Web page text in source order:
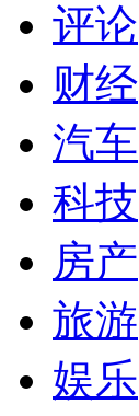
评论
财经
汽车
科技
房产
旅游
娱乐